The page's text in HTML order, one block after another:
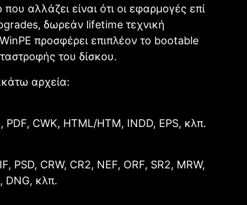
αλλάζει είναι ότι οι εφαρμογές επί
δωρεάν lifetime τεχνική
προσφέρει επιπλέον το bootable
του δίσκου.
αρχεία:
PDF, CWK, HTML/HTM, INDD, EPS, κλπ.
PSD, CRW, CR2, NEF, ORF, SR2, MRW,
DNG, κλπ.